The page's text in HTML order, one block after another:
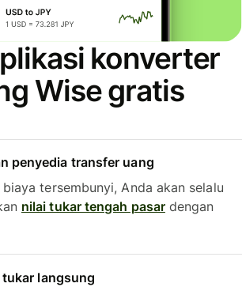
konverter
Wise gratis
penyedia transfer uang
tersembunyi, Anda akan selalu
nilai tukar tengah pasardengan
tukar langsung